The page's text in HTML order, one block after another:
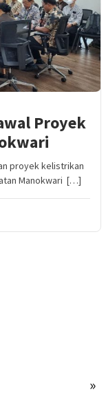
Proyek
proyek kelistrikan
Manokwari […]
»